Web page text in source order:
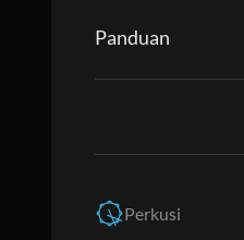
Panduan
Perkusi